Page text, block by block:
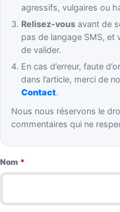
agressifs, vulgaires ou
Relisez-vous avant de
pas de langage SMS, et
de valider.
En cas d’erreur, faute
dans l’article, merci de
Contact.
Nous nous réservons le
commentaires qui ne
Nom *